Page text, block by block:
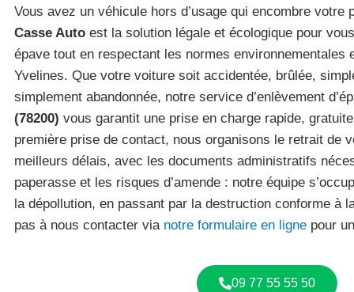
Vous avez un véhicule hors d’usage qui encombre votre
Casse Auto est la solution légale et écologique pour
épave tout en respectant les normes environnementales
Yvelines. Que votre voiture soit accidentée, brûlée,
simplement abandonnée, notre service d’enlèvement
(78200) vous garantit une prise en charge rapide,
première prise de contact, nous organisons le retrait de
meilleurs délais, avec les documents administratifs
paperasse et les risques d’amende : notre équipe
la dépollution, en passant par la destruction conforme à
pas à nous contacter via notre formulaire en ligne pour
09 77 55 55 50